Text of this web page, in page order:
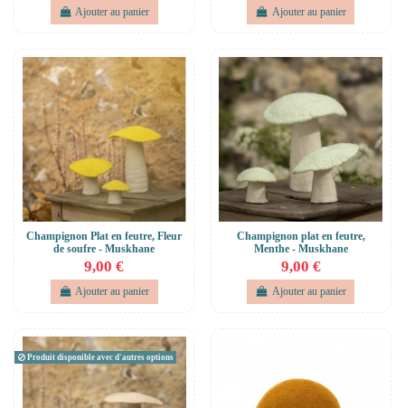
Ajouter au panier Ajouter au panier
Champignon Plat en feutre, Fleur
de soufre - Muskhane
9,00 €
Ajouter au panier
Champignon plat en feutre,
Menthe - Muskhane
9,00 €
Ajouter au panier
Produit disponible avec d'autres options